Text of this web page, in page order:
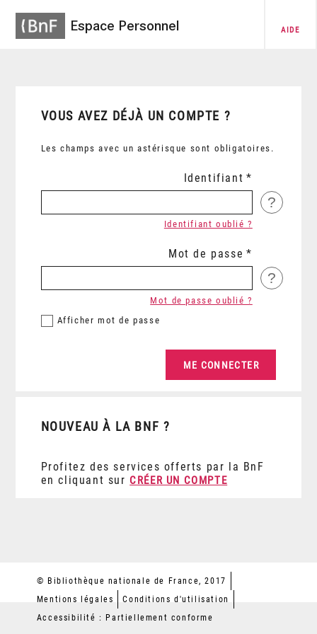
Espace Personnel AIDE
VOUS AVEZ DÉJÀ UN COMPTE ?
Les champs avec un astérisque sont obligatoires.
Identifiant
?
Identifiant oublié ?
Mot de passe
?
Afficher mot de passe
Mot de passe oublié ?
NOUVEAU À LA BNF ?
Profitez des services offerts par la BnF
en cliquant sur CRÉER UN COMPTE
© Bibliothèque nationale de France, 2017
Mentions légales
Conditions d'utilisation
Accessibilité : Partiellement conforme